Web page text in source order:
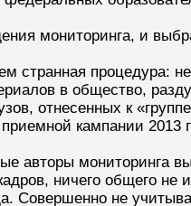
мониторинга, и
странная процедура:
в общество,
отнесенных к
кампании 2013
авторы мониторинга
ничего общего
Совершенно не